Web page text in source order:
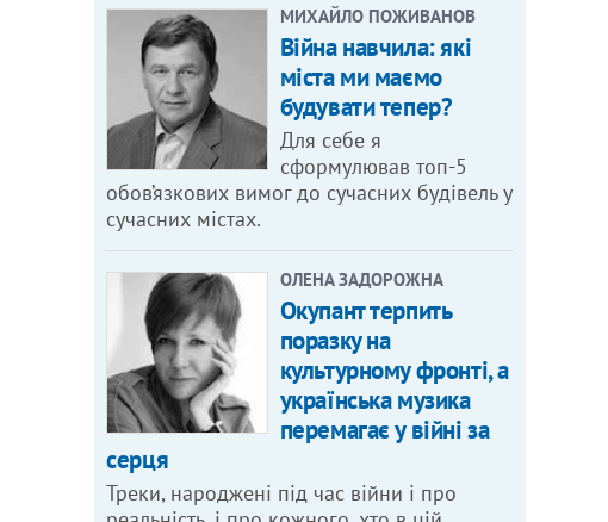
МИХАЙЛО ПОЖИВАНОВ
Війна навчила: які
міста ми маємо
будувати тепер?
Для себе я
сформулював топ-5
обов’язкових вимог до сучасних будівель у
сучасних містах.
ОЛЕНА ЗАДОРОЖНА
Окупант терпить
поразку на
культурному фронті, а
українська музика
перемагає у війні за
серця
Треки, народжені під час війни і про